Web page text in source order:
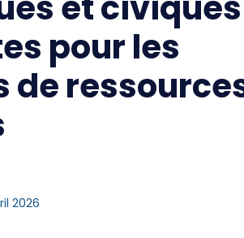
pour les
de
2026